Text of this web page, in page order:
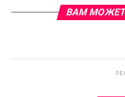
ВАМ